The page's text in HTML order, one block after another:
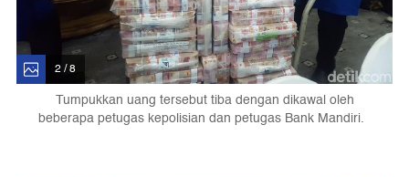
2 / 8
Tumpukkan uang tersebut tiba dengan dikawal oleh
beberapa petugas kepolisian dan petugas Bank Mandiri.